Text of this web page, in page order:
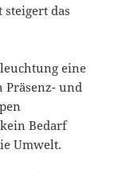
das
eine
und
Bedarf
Umwelt.